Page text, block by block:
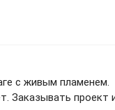
с живым пламенем.
Заказывать проект